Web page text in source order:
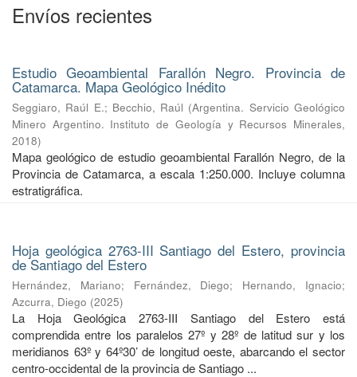
Envíos recientes
Estudio Geoambiental Farallón Negro. Provincia de
Catamarca. Mapa Geológico Inédito
Seggiaro, Raúl E.; Becchio, Raúl (Argentina. Servicio Geológico
Minero Argentino. Instituto de Geología y Recursos Minerales,
2018)
Mapa geológico de estudio geoambiental Farallón Negro, de la
Provincia de Catamarca, a escala 1:250.000. Incluye columna
estratigráfica.
Hoja geológica 2763-III Santiago del Estero, provincia
de Santiago del Estero
Hernández, Mariano; Fernández, Diego; Hernando, Ignacio;
Azcurra, Diego (2025)
La Hoja Geológica 2763-III Santiago del Estero está
comprendida entre los paralelos 27º y 28º de latitud sur y los
meridianos 63º y 64º30’ de longitud oeste, abarcando el sector
centro-occidental de la provincia de Santiago ...